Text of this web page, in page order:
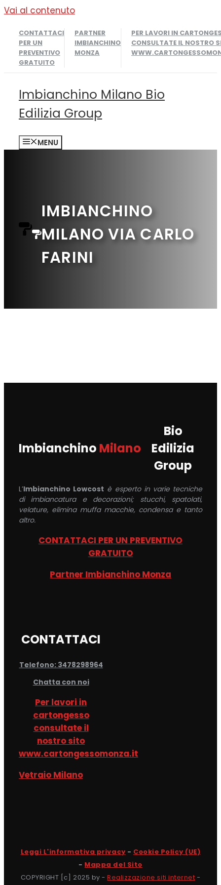
Vai al contenuto
CONTATTACI
PER UN
PREVENTIVO
GRATUITO
PARTNER
IMBIANCHINO
MONZA
PER LAVORI IN
CONSULTATE IL NOSTRO
Imbianchino Milano Bio
Edilizia Group
MENU
IMBIANCHINO
MILANO VIA CARLO
FARINI
Imbianchino Milano
Bio
Edilizia
Group
L’Imbianchino Lowcost è esperto in varie tecniche
di imbiancatura e decorazioni; stucchi, spatolati,
velature, elimina muffa macchie, condensa e tanto
altro.
CONTATTACI PER UN PREVENTIVO
GRATUITO
Partner Imbianchino Monza
CONTATTACI
Telefono: 3478298964
Chatta con noi
Per lavori in
cartongesso
consultate il
nostro sito
www.cartongessomonza.it
Vetraio Milano
Leggi L'informativa privacy - Cookie Policy (UE)
- Mappa del Sito
COPYRIGHT [c] 2025 by -Realizzazione siti internet -